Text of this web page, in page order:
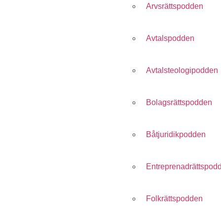
Arvsrättspodden
Avtalspodden
Avtalsteologipodden
Bolagsrättspodden
Båtjuridikpodden
Folkrättspodden